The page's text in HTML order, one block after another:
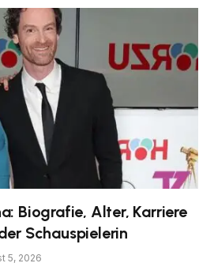
Biografie, Alter, Karriere
Schauspielerin
5, 2026